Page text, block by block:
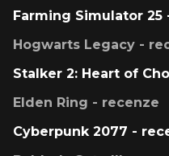
Farming Simulator 25
Hogwarts Legacy -
Stalker 2: Heart of
Elden Ring - recenze
Cyberpunk 2077 -